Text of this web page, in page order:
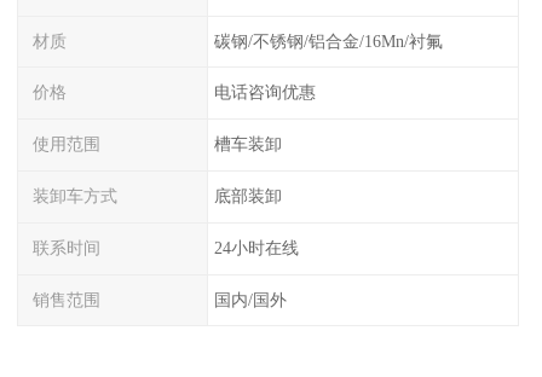
材质 碳钢/不锈钢/铝合金/16Mn/衬氟
价格 电话咨询优惠
使用范围 槽车装卸
装卸车方式 底部装卸
联系时间 24小时在线
销售范围 国内/国外